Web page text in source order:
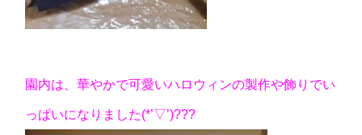
園内は、華やかで可愛いハロウィンの製作や飾りでい
っぱいになりました(*’▽’)???